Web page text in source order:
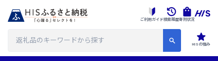
HISの強み
ご利用ガイド検索履歴寄附状況